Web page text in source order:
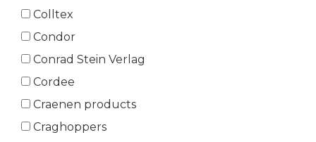
Colltex
Condor
Conrad Stein Verlag
Cordee
Craenen products
Craghoppers